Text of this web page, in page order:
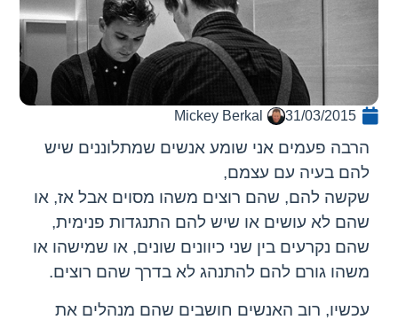
31/03/2015
Mickey Berkal
הרבה פעמים אני שומע אנשים שמתלוננים שיש
להם בעיה עם עצמם,
שקשה להם, שהם רוצים משהו מסוים אבל אז, או
שהם לא עושים או שיש להם התנגדות פנימית,
שהם נקרעים בין שני כיוונים שונים, או שמישהו או
משהו גורם להם להתנהג לא בדרך שהם רוצים.
עכשיו, רוב האנשים חושבים שהם מנהלים את